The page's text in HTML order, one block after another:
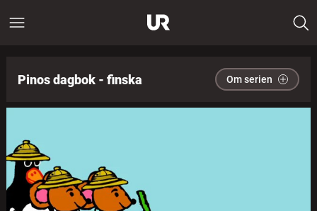
Pinos dagbok - finska Om serien